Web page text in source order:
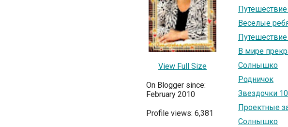
View Full Size
On Blogger since:
February 2010
Profile views: 6,381
Веселые
В мире
Солнышко
Родничок
Звездочки
Проектные
Cолнышко